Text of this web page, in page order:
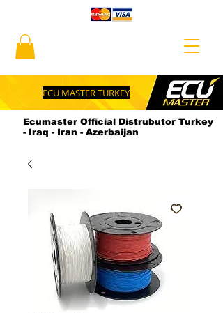
ECU MASTER TURKEY
Ecumaster Official Distrubutor Turkey
- Iraq - Iran - Azerbaijan